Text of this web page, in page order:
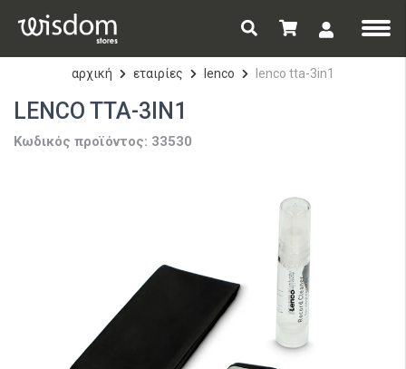
αρχική εταιρίες lenco lenco tta-3in1
LENCO TTA-3IN1
Κωδικός προϊόντος: 33530